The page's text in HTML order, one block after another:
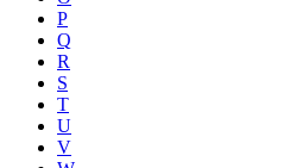
P
Q
R
S
T
U
V